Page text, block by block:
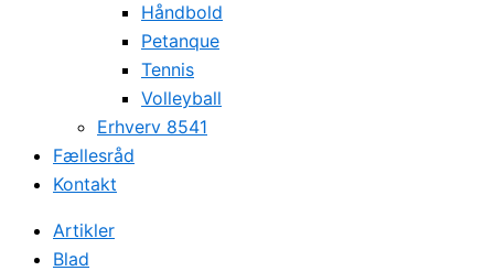
Håndbold
Petanque
Tennis
Volleyball
Erhverv 8541
Fællesråd
Kontakt
Artikler
Blad